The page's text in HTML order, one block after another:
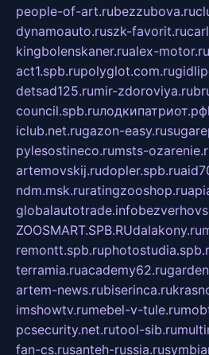
people-of-art.rubezzubova.ru
dynamoauto.ruszk-favorit.ru
kingbolenskaner.rualex-motor.ru
act1.spb.rupolyglot.com.ru
detsad125.rumir-zdoroviya.ru
council.spb.ruлодкипатриот.рф
iclub.net.rugazon-easy.ru
pylesostineco.rumsts-
artemovskij.rudopler.spb.ru
ndm.msk.ruratingzooshop.ru
globalautotrade.info
ZOOSMART.SPB.RUdalakony.ru
remontt.spb.ru
terramia.ruacademy62.ru
artem-news.rubiserinca.ru
imshowtv.rumebel-v-tule.ru
pcsecurity.net.rutool-sib.ru
fan-cs.rusanteh-russia.ru